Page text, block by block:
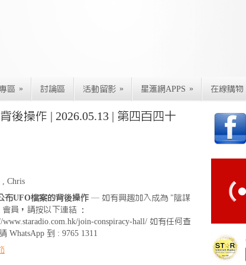
區 » 討論區 活動留影 » 星滙網APPS » 在線購物
後操作 | 2026.05.13 | 第四百四十
, Chris
布UFO檔案的背後操作 — 如有興趣加入成為 "陰謀
員，請按以下連結 ：
www.staradio.com.hk/join-conspiracy-hall/ 如有任何查
WhatsApp 到 : 9765 1311